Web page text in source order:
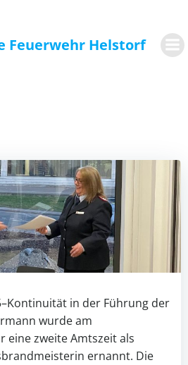
springen
Feuerwehr Helstorf
in der Führung der
wurde am
eine zweite Amtszeit als
ernannt. Die